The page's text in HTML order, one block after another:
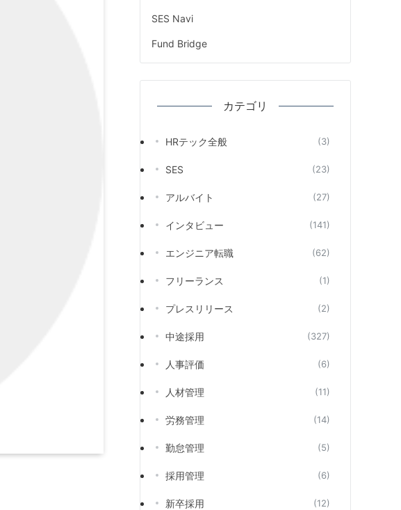
SES Navi
Fund Bridge
カテゴリ
HRテック全般 (3)
SES (23)
アルバイト (27)
インタビュー (141)
エンジニア転職 (62)
フリーランス (1)
プレスリリース (2)
中途採用 (327)
人事評価 (6)
人材管理 (11)
労務管理 (14)
勤怠管理 (5)
採用管理 (6)
新卒採用 (12)